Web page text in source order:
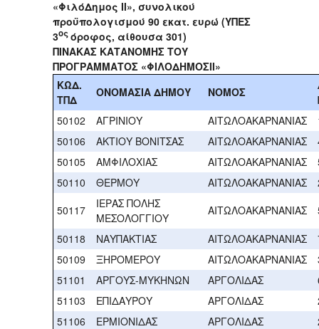
«ΦιλόΔημος ΙΙ», συνολικού
προϋπολογισμού 90 εκατ. ευρώ (ΥΠΕΣ
3οςόροφος, αίθουσα 301)
ΠΙΝΑΚΑΣ ΚΑΤΑΝΟΜΗΣ ΤΟΥ
ΠΡΟΓΡΑΜΜΑΤΟΣ «ΦΙΛΟΔΗΜΟΣΙΙ»
ΚΩΔ.
ΤΠΔ
ΟΝΟΜΑΣΙΑ ΔΗΜΟΥ ΝΟΜΟΣ
50102
ΑΓΡΙΝΙΟΥ ΑΙΤΩΛΟΑΚΑΡΝΑΝΙΑΣ
50106
ΑΚΤΙΟΥ ΒΟΝΙΤΣΑΣ ΑΙΤΩΛΟΑΚΑΡΝΑΝΙΑΣ
50105
ΑΜΦΙΛΟΧΙΑΣ ΑΙΤΩΛΟΑΚΑΡΝΑΝΙΑΣ
50110
ΘΕΡΜΟΥ ΑΙΤΩΛΟΑΚΑΡΝΑΝΙΑΣ
50117
ΙΕΡΑΣ ΠΟΛΗΣ
ΜΕΣΟΛΟΓΓΙΟΥ
ΑΙΤΩΛΟΑΚΑΡΝΑΝΙΑΣ
50118
ΝΑΥΠΑΚΤΙΑΣ ΑΙΤΩΛΟΑΚΑΡΝΑΝΙΑΣ
50109
ΞΗΡΟΜΕΡΟΥ ΑΙΤΩΛΟΑΚΑΡΝΑΝΙΑΣ
51101
ΑΡΓΟΥΣ-ΜΥΚΗΝΩΝ ΑΡΓΟΛΙΔΑΣ
51103
ΕΠΙΔΑΥΡΟΥ ΑΡΓΟΛΙΔΑΣ
51106
ΕΡΜΙΟΝΙΔΑΣ ΑΡΓΟΛΙΔΑΣ